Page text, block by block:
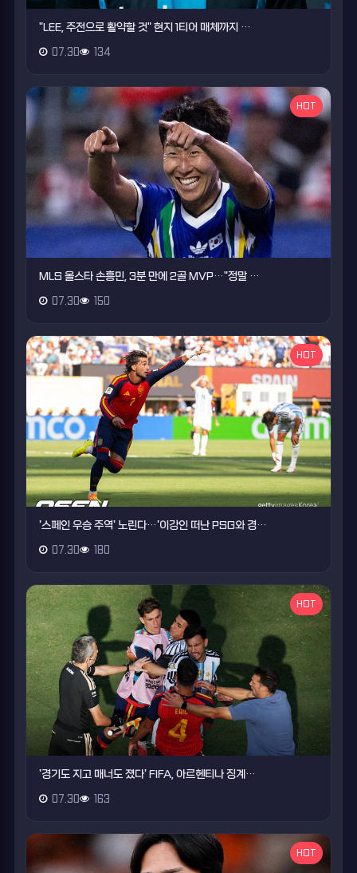
"LEE, 주전으로 활약할 것" 현지 1티어 매체까지 …
07.30 134
HOT
MLS 올스타 손흥민, 3분 만에 2골 MVP…"정말 …
07.30 150
HOT
'스페인 우승 주역' 노린다…'이강인 떠난 PSG와 경…
07.30 180
HOT
'경기도 지고 매너도 졌다' FIFA, 아르헨티나 징계…
07.30 163
HOT